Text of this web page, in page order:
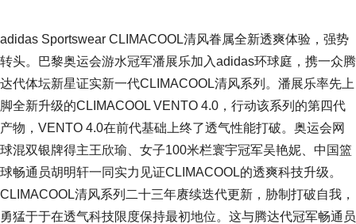
adidas Sportswear CLIMACOOL清风眷属全新透爽体验，强势
转头。巴黎奥运会游水冠军潘展乐加入adidas环球庭，携一众腾
达代体坛新星证实新一代CLIMACOOL清风系列。潘展乐率先上
脚全新升级的CLIMACOOL VENTO 4.0，行动该系列的第四代
产物，VENTO 4.0在前代基础上终了透气性能打破。奥运会网
球混双银牌得主王欣瑜、女子100米栏寰宇冠军吴艳妮、中国篮
球畅通员胡明轩一同实力见证CLIMACOOL的透爽科技升级。
CLIMACOOL清风系列二十三年赓续迭代更新，胁制打破自我，
勇猛于于在透气科技限度保持最初地位。这与腾达代冠军畅通员